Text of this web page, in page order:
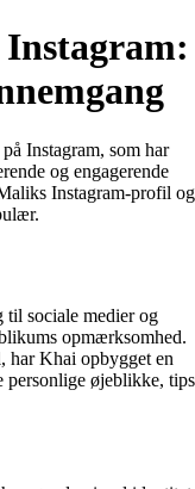
Instagram, som har
og engagerende
Instagram-profil og
sociale medier og
opmærksomhed.
har Khai opbygget en
personlige øjeblikke, tips